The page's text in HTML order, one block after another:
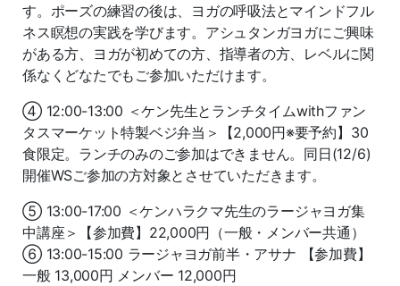
す。ポーズの練習の後は、ヨガの呼吸法とマインドフル
ネス瞑想の実践を学びます。アシュタンガヨガにご興味
がある方、ヨガが初めての方、指導者の方、レベルに関
係なくどなたでもご参加いただけます。
④ 12:00-13:00 ＜ケン先生とランチタイムwithファン
タスマーケット特製ベジ弁当＞【2,000円※要予約】30
食限定。ランチのみのご参加はできません。同日(12/6)
開催WSご参加の方対象とさせていただきます。
⑤ 13:00-17:00 ＜ケンハラクマ先生のラージャヨガ集
中講座＞【参加費】22,000円（一般・メンバー共通）
⑥ 13:00-15:00 ラージャヨガ前半・アサナ 【参加費】
一般 13,000円 メンバー 12,000円